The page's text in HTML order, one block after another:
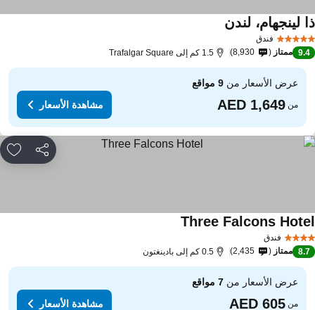
فندق
لينجهام، لندنمشاهدة الأسعار
9.4 ممتاز 8,930 1.5 كم إلى Trafalgar Square
عرض الأسعار من9 مواقع
من مشاهدة الأسعار
مشاركة
فندق
Three Falconsمشاهدة الأسعار
8.7 ممتاز 2,435 0.5 كم إلى بادينغتون
عرض الأسعار من7 مواقع
من مشاهدة الأسعار